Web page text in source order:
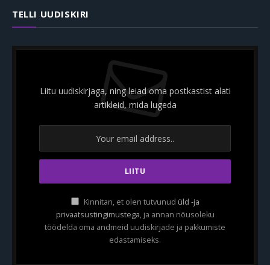
TELLI UUDISKIRI
Liitu uudiskirjaga, ning leiad oma postkastist alati
artikleid, mida lugeda
Kinnitan, et olen tutvunud üld -ja
privaatsustingimustega, ja annan nõusoleku
töödelda oma andmeid uudiskirjade ja pakkumiste
edastamiseks.